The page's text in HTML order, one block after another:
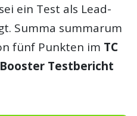
ein Test als Lead-
Summa summarum
fünf Punkten im TC
Testbericht